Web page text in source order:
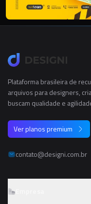
Plataforma brasileira de
arquivos para designers,
buscam qualidade e
Ver planos premium
contato@designi.com.br